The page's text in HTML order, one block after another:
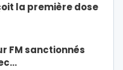
la première dose
FM sanctionnés